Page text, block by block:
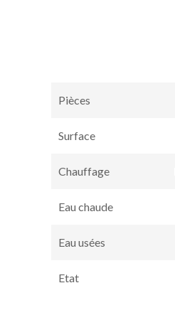
Pièces
Surface
Chauffage
Eau chaude
Eau usées
Etat